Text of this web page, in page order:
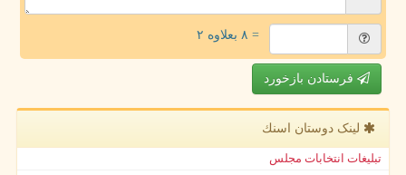
= ۸ بعلاوه ۲
فرستادن بازخورد
لینک دوستان اسنك
تبلیغات انتخابات مجلس